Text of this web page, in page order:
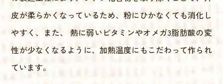
皮が柔らかくなっているため、粉にひかなくても消化し
やすく、また、 熱に弱いビタミンやオメガ3脂肪酸の変
性が少なくなるように、加熱温度にもこだわって作られ
ています。